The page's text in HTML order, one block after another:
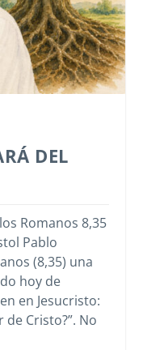
DEL
Romanos 8,35
Pablo
(8,35) una
hoy de
en Jesucristo:
Cristo?”. No